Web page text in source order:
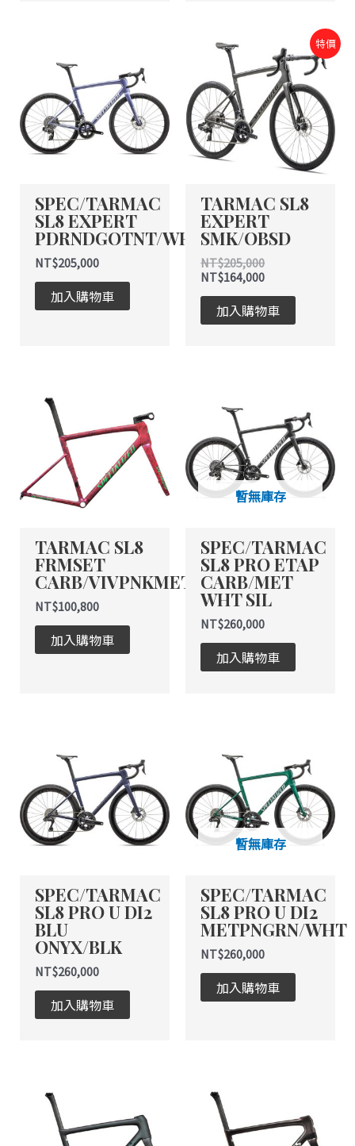
SPEC/TARMAC
SL8 EXPERT
PDRNDGOTNT/WHT
NT$205,000
加入購物車
特價
TARMAC SL8
EXPERT
SMK/OBSD
NT$205,000
始
價
格：
NT$205,000。
NT$164,000
前
價
格：
NT$164,000。
加入購物車
TARMAC SL8
FRMSET
CARB/VIVPNKMET/EGRN
NT$100,800
加入購物車
暫無庫存
SPEC/TARMAC
SL8 PRO ETAP
CARB/MET
WHT SIL
NT$260,000
加入購物車
SPEC/TARMAC
SL8 PRO U DI2
BLU
ONYX/BLK
NT$260,000
加入購物車
暫無庫存
SPEC/TARMAC
SL8 PRO U DI2
METPNGRN/WHT
NT$260,000
加入購物車